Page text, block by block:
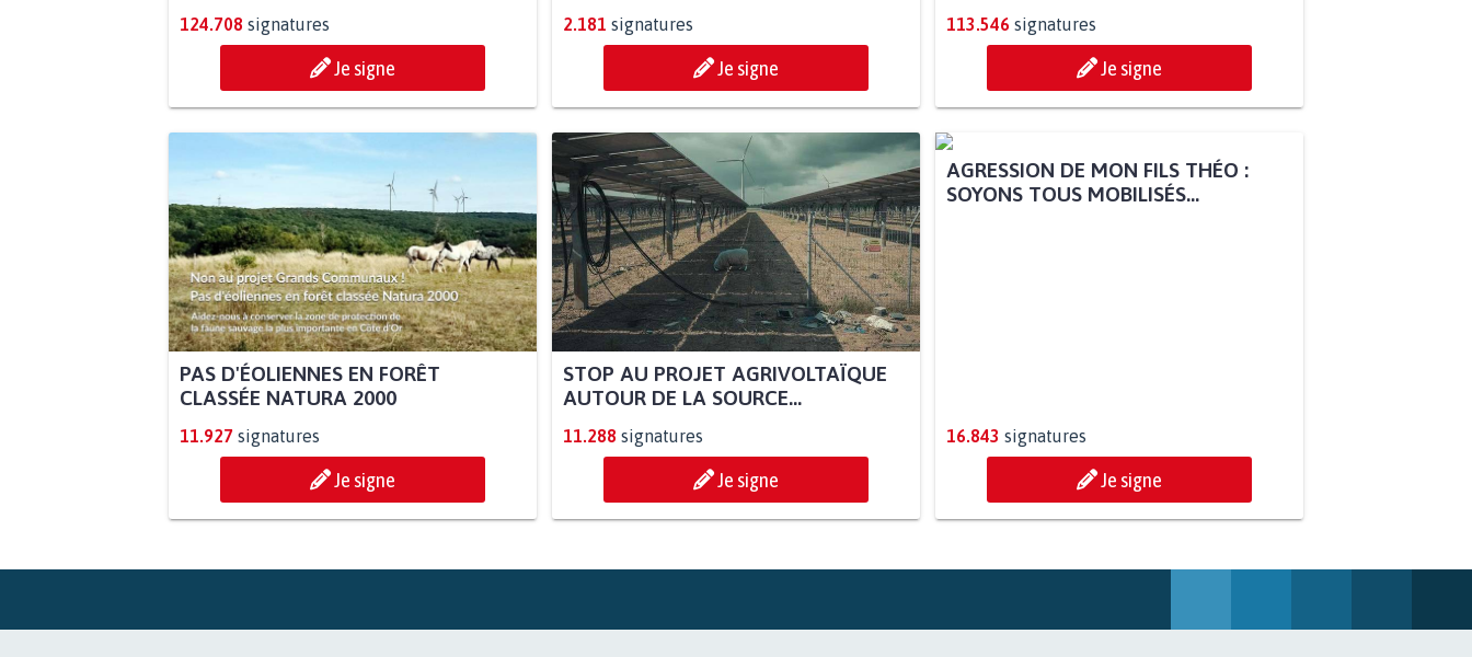
124.708 signatures
Je signe
2.181 signatures
Je signe
113.546 signatures
Je signe
PAS D'ÉOLIENNES EN FORÊT
CLASSÉE NATURA 2000
11.927 signatures
Je signe
STOP AU PROJET AGRIVOLTAÏQUE
AUTOUR DE LA SOURCE...
11.288 signatures
Je signe
16.843 signatures
Je signe